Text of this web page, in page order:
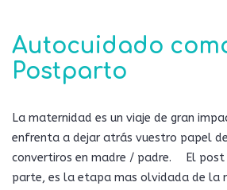
Autocuidado
Postparto
La maternidad es un viaje de gran
enfrenta a dejar atrás vuestro papel
convertiros en madre / padre. ⠀ El
parte, es la etapa mas olvidada de la